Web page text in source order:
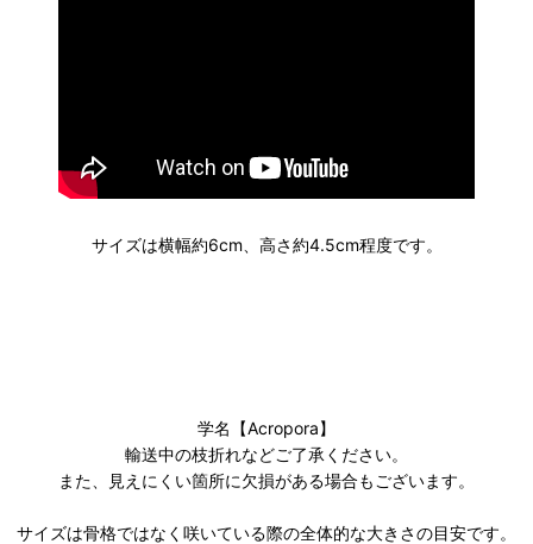
サイズは横幅約6cm、高さ約4.5cm程度です。
学名【Acropora】
輸送中の枝折れなどご了承ください。
また、見えにくい箇所に欠損がある場合もございます。
サイズは骨格ではなく咲いている際の全体的な大きさの目安です。